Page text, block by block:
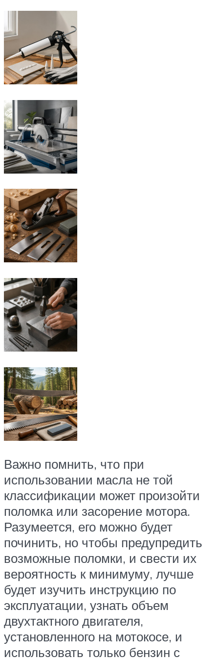
Важно помнить, что при
использовании масла не той
классификации может произойти
поломка или засорение мотора.
Разумеется, его можно будет
починить, но чтобы предупредить
возможные поломки, и свести их
вероятность к минимуму, лучше
будет изучить инструкцию по
эксплуатации, узнать объем
двухтактного двигателя,
установленного на мотокосе, и
использовать только бензин с